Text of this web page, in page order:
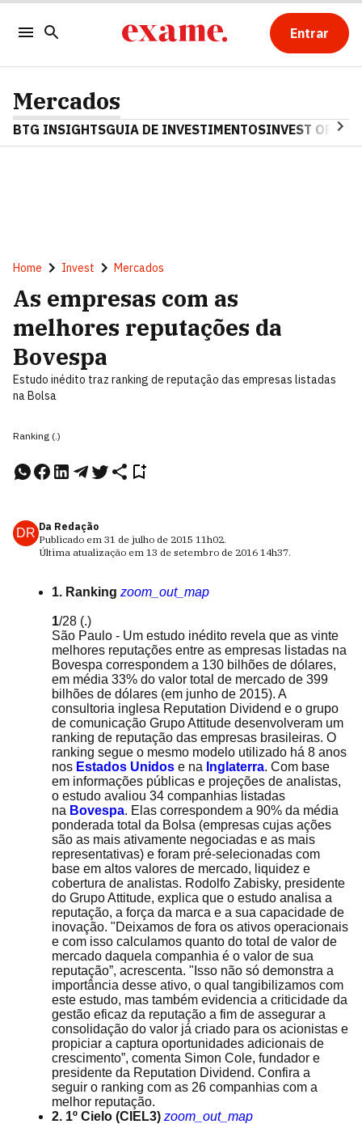
Entrar
Mercados
BTG INSIGHTSGUIA DE INVESTIMENTOSINVEST OPINA
Home Invest Mercados
As empresas com as
melhores reputações da
Bovespa
Estudo inédito traz ranking de reputação das empresas listadas
na Bolsa
Ranking (.)
DR Da Redação
Publicado em 31 de julho de 2015 11h02.
Última atualização em 13 de setembro de 2016 14h37.
1. Ranking zoom_out_map
1/28 (.)
São Paulo - Um estudo inédito revela que as vinte
melhores reputações entre as empresas listadas na
Bovespa correspondem a 130 bilhões de dólares,
em média 33% do valor total de mercado de 399
bilhões de dólares (em junho de 2015). A
consultoria inglesa Reputation Dividend e o grupo
de comunicação Grupo Attitude desenvolveram um
ranking de reputação das empresas brasileiras. O
ranking segue o mesmo modelo utilizado há 8 anos
nos Estados Unidos e na Inglaterra. Com base
em informações públicas e projeções de analistas,
o estudo avaliou 34 companhias listadas
na Bovespa. Elas correspondem a 90% da média
ponderada total da Bolsa (empresas cujas ações
são as mais ativamente negociadas e as mais
representativas) e foram pré-selecionadas com
base em altos valores de mercado, liquidez e
cobertura de analistas. Rodolfo Zabisky, presidente
do Grupo Attitude, explica que o estudo analisa a
reputação, a força da marca e a sua capacidade de
inovação. "Deixamos de fora os ativos operacionais
e com isso calculamos quanto do total de valor de
mercado daquela companhia é o valor de sua
reputação”, acrescenta. "Isso não só demonstra a
importância desse ativo, o qual tangibilizamos com
este estudo, mas também evidencia a criticidade da
gestão eficaz da reputação a fim de assegurar a
consolidação do valor já criado para os acionistas e
propiciar a captura oportunidades adicionais de
crescimento”, comenta Simon Cole, fundador e
presidente da Reputation Dividend. Confira a
seguir o ranking com as 26 companhias com a
melhor reputação.
2. 1º Cielo (CIEL3) zoom_out_map